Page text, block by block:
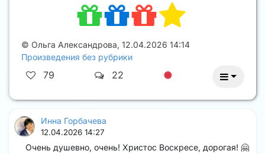
© Ольга Александрова, 12.04.2026 14:14
Произведения без рубрики
79 22
Инна Горбачева
12.04.2026 14:27
Очень душевно, очень! Христос Воскресе, дорогая! 🤗